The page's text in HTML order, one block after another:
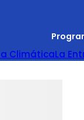
ClimáticaLa